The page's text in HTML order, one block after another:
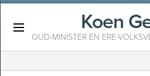
Koen
OUD-MINISTER EN ERE-